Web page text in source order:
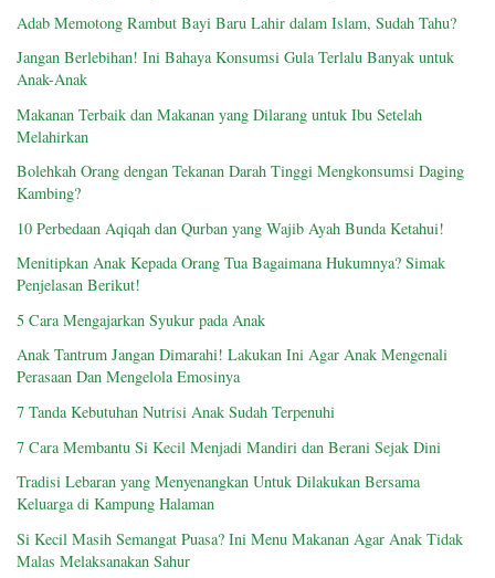
Adab Memotong Rambut Bayi Baru Lahir dalam Islam, Sudah Tahu?
Jangan Berlebihan! Ini Bahaya Konsumsi Gula Terlalu Banyak untuk
Anak-Anak
Makanan Terbaik dan Makanan yang Dilarang untuk Ibu Setelah
Melahirkan
Bolehkah Orang dengan Tekanan Darah Tinggi Mengkonsumsi Daging
Kambing?
10 Perbedaan Aqiqah dan Qurban yang Wajib Ayah Bunda Ketahui!
Menitipkan Anak Kepada Orang Tua Bagaimana Hukumnya? Simak
Penjelasan Berikut!
5 Cara Mengajarkan Syukur pada Anak
Anak Tantrum Jangan Dimarahi! Lakukan Ini Agar Anak Mengenali
Perasaan Dan Mengelola Emosinya
7 Tanda Kebutuhan Nutrisi Anak Sudah Terpenuhi
7 Cara Membantu Si Kecil Menjadi Mandiri dan Berani Sejak Dini
Tradisi Lebaran yang Menyenangkan Untuk Dilakukan Bersama
Keluarga di Kampung Halaman
Si Kecil Masih Semangat Puasa? Ini Menu Makanan Agar Anak Tidak
Malas Melaksanakan Sahur